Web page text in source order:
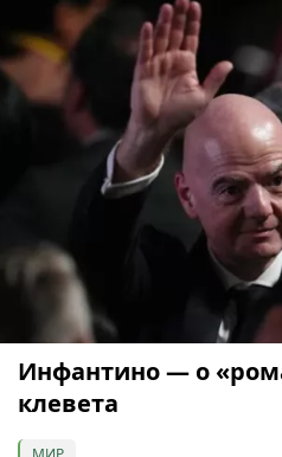
Инфантино — о
клевета